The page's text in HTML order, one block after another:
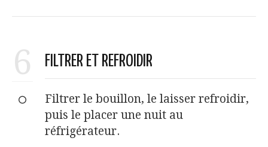
6 FILTRER ET REFROIDIR
Filtrer le bouillon, le laisser refroidir,
puis le placer une nuit au
réfrigérateur.